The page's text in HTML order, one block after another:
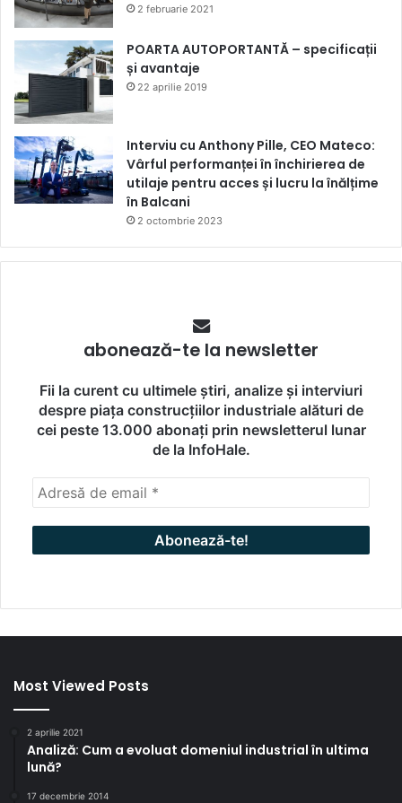
2 februarie 2021
POARTA AUTOPORTANTĂ – specificații
și avantaje
22 aprilie 2019
Interviu cu Anthony Pille, CEO Mateco:
Vârful performanței în închirierea de
utilaje pentru acces și lucru la înălțime
în Balcani
2 octombrie 2023
abonează-te la newsletter
Fii la curent cu ultimele știri, analize și interviuri
despre piața construcțiilor industriale alături de
cei peste 13.000 abonați prin newsletterul lunar
de la InfoHale.
Most Viewed Posts
2 aprilie 2021
Analiză: Cum a evoluat domeniul industrial în ultima
lună?
17 decembrie 2014